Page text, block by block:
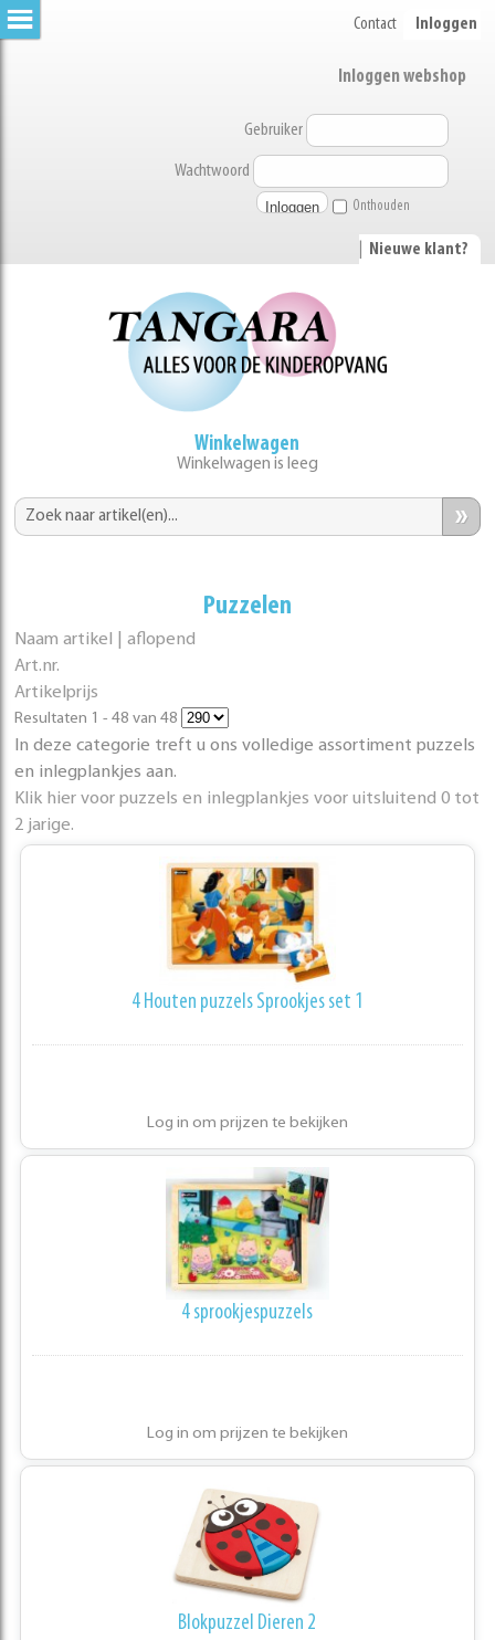
Contact Inloggen
Inloggen webshop
Gebruiker
Wachtwoord
Onthouden
Nieuwe klant?
Winkelwagen
Winkelwagen is leeg
»
Puzzelen
Naam artikel | aflopend
Art.nr.
Artikelprijs
Resultaten 1 - 48 van 48
In deze categorie treft u ons volledige assortiment puzzels
en inlegplankjes aan.
Klik hier voor puzzels en inlegplankjes voor uitsluitend 0 tot
2 jarige.
4 Houten puzzels Sprookjes set 1
Log in om prijzen te bekijken
4 sprookjespuzzels
Log in om prijzen te bekijken
Blokpuzzel Dieren 2